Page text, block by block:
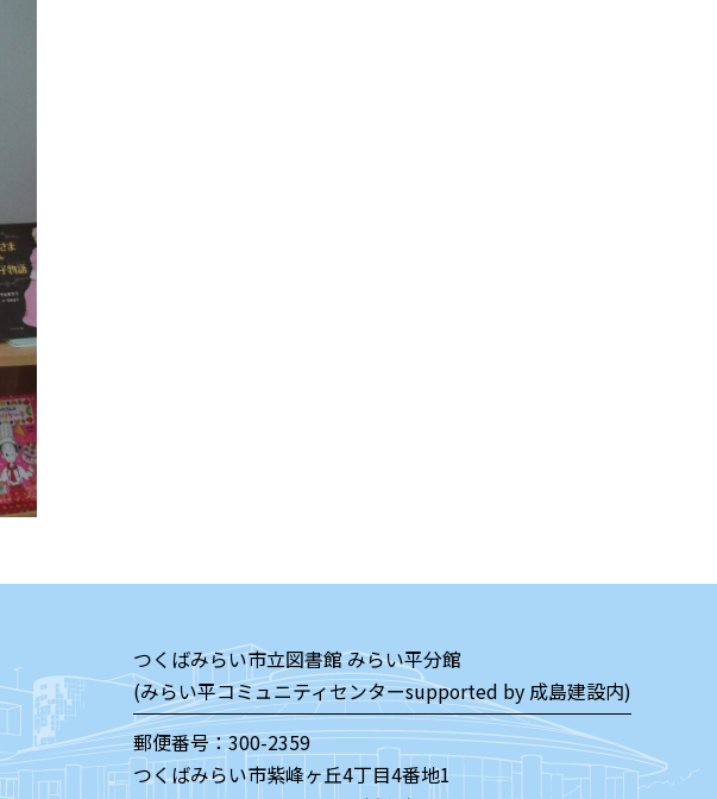
つくばみらい市立図書館 みらい平分館
(みらい平コミュニティセンターsupported by 成島建設内)
郵便番号：300-2359
つくばみらい市紫峰ヶ丘4丁目4番地1